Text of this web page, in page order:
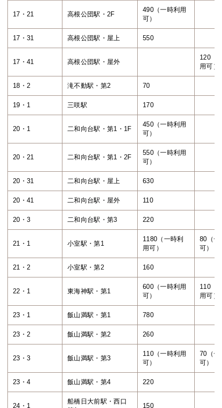
17・21 高根公団駅・2F
490（一時利用
可）
17・31 高根公団駅・屋上 550
17・41 高根公団駅・屋外
120（
用可）
18・2 滝不動駅・第2 70
19・1 三咲駅 170
20・1 二和向台駅・第1・1F
450（一時利用
可）
20・21 二和向台駅・第1・2F
550（一時利用
可）
20・31 二和向台駅・屋上 630
20・41 二和向台駅・屋外 110
20・3 二和向台駅・第3 220
21・1 小室駅・第1
1180（一時利
用可）
80（一
可）
21・2 小室駅・第2 160
22・1 東海神駅・第1
600（一時利用
可）
110（
用可）
23・1 飯山満駅・第1 780
23・2 飯山満駅・第2 260
23・3 飯山満駅・第3
110（一時利用
可）
70（一
可）
23・4 飯山満駅・第4 220
24・1
船橋日大前駅・西口
150